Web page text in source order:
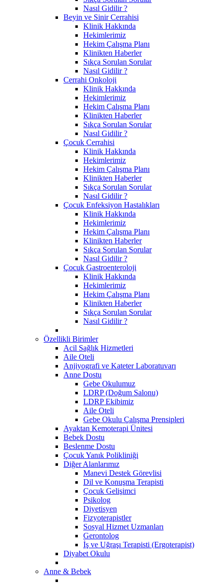
Nasıl Gidilir ?
Beyin ve Sinir Cerrahisi
Klinik Hakkında
Hekimlerimiz
Hekim Çalışma Planı
Klinikten Haberler
Sıkça Sorulan Sorular
Nasıl Gidilir ?
Cerrahi Onkoloji
Klinik Hakkında
Hekimlerimiz
Hekim Çalışma Planı
Klinikten Haberler
Sıkça Sorulan Sorular
Nasıl Gidilir ?
Çocuk Cerrahisi
Klinik Hakkında
Hekimlerimiz
Hekim Çalışma Planı
Klinikten Haberler
Sıkça Sorulan Sorular
Nasıl Gidilir ?
Çocuk Enfeksiyon Hastalıkları
Klinik Hakkında
Hekimlerimiz
Hekim Çalışma Planı
Klinikten Haberler
Sıkça Sorulan Sorular
Nasıl Gidilir ?
Çocuk Gastroenteroloji
Klinik Hakkında
Hekimlerimiz
Hekim Çalışma Planı
Klinikten Haberler
Sıkça Sorulan Sorular
Nasıl Gidilir ?
Özellikli Birimler
Acil Sağlık Hizmetleri
Aile Oteli
Anjiyografi ve Kateter Laboratuvarı
Anne Dostu
​Gebe Okulumuz
LDRP (Doğum Salonu)
LDRP Ekibimiz
Aile Oteli
Gebe Okulu Çalışma Prensipleri
Ayaktan Kemoterapi Ünitesi
Bebek Dostu
Beslenme Dostu
Çocuk Yanık Polikliniği
Diğer Alanlarımız
Manevi Destek Görevlisi
Dil ve Konuşma Terapisti
Çocuk Gelişimci
Psikolog
Diyetisyen
Fizyoterapistler
Sosyal Hizmet Uzmanları
Gerontolog
İş ve Uğraşı Terapisti (Ergoterapist)
Diyabet Okulu
Anne & Bebek